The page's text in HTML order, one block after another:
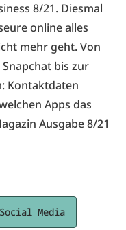
8/21. Diesmal
online alles
mehr geht. Von
bis zur
Kontaktdaten
Apps das
Ausgabe 8/21
Social Media